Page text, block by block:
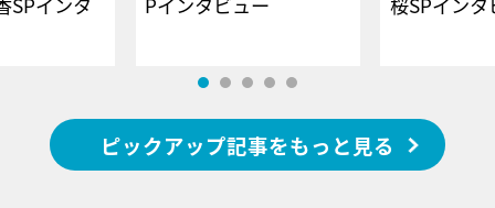
ピックアップ記事をもっと見る